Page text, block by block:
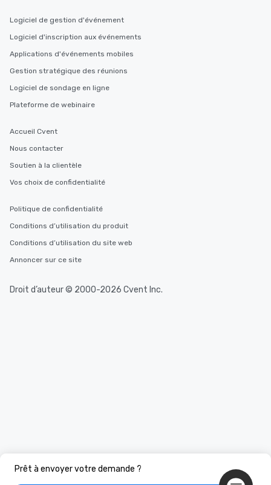
Prêt à envoyer votre demande ?
Logiciel de gestion d'événement
Logiciel d'inscription aux événements
Applications d'événements mobiles
Gestion stratégique des réunions
Logiciel de sondage en ligne
Plateforme de webinaire
Accueil Cvent
Nous contacter
Soutien à la clientèle
Vos choix de confidentialité
Politique de confidentialité
Conditions d’utilisation du produit
Conditions d’utilisation du site web
Annoncer sur ce site
Droit d’auteur © 2000-2026 Cvent Inc.